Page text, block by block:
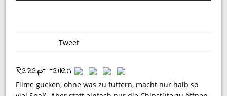
Tweet
Rezept teilen
Filme gucken, ohne was zu futtern, macht nur halb so